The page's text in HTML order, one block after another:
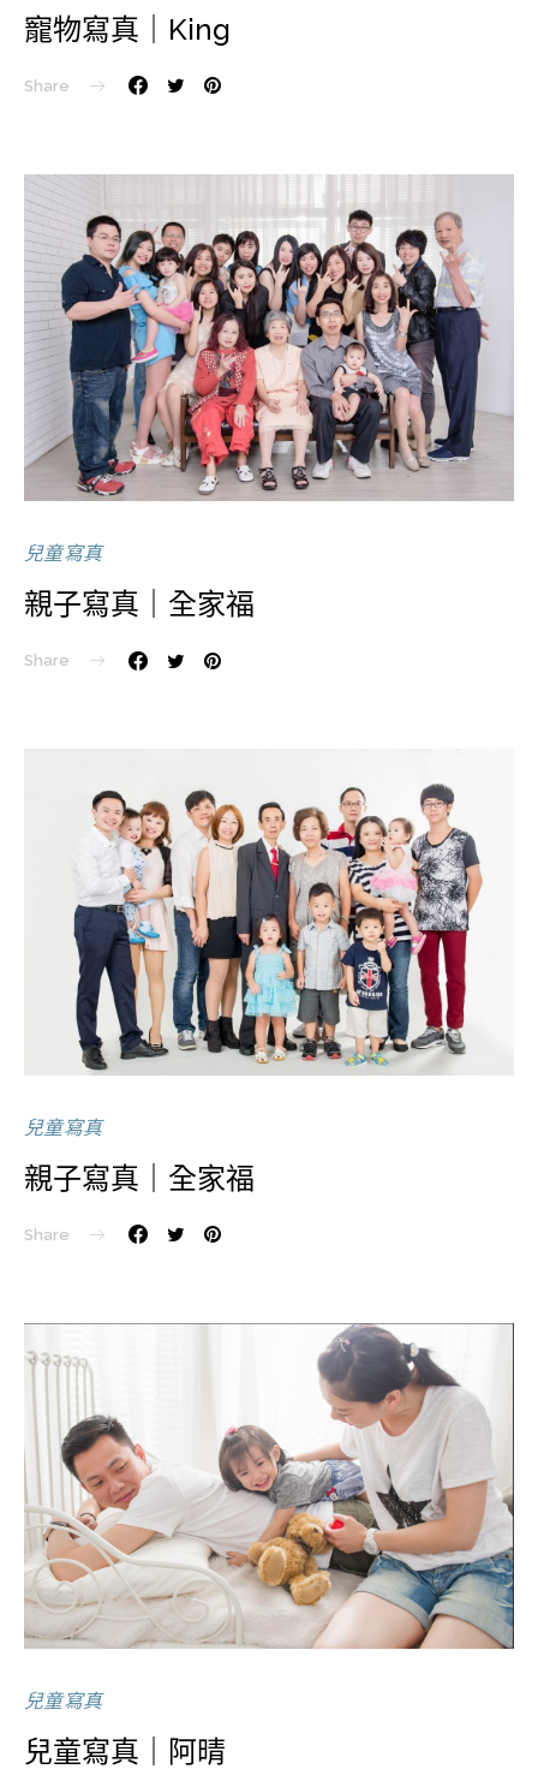
寵物寫真｜King
Share
兒童寫真
親子寫真｜全家福
Share
兒童寫真
親子寫真｜全家福
Share
兒童寫真
兒童寫真｜阿晴